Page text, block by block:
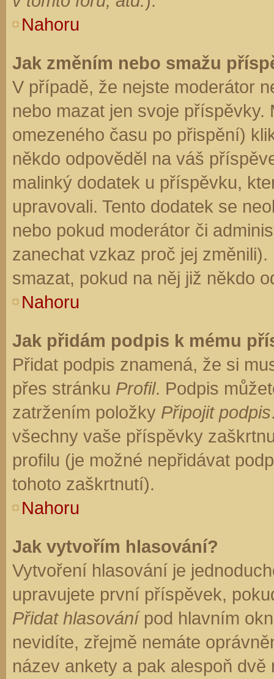
Nahoru
Jak změním nebo smažu
V případě, že nejste moderátor
nebo mazat jen svoje
omezeného času po přispění)
někdo odpověděl na váš
malinký dodatek u příspěvku,
upravovali. Tento dodatek se
nebo pokud moderátor či
zanechat vzkaz proč jej
smazat, pokud na něj již někdo
Nahoru
Jak přidám podpis k mému
Přidat podpis znamená, že si
přes stránku Profil. Podpis
zatržením položky Připojit podpis
všechny vaše příspěvky
profilu (je možné nepřidávat
tohoto zaškrtnutí).
Nahoru
Jak vytvořím hlasování?
Vytvoření hlasování je
upravujete první příspěvek,
Přidat hlasovánípod hlavním
nevidíte, zřejmě nemáte
název ankety a pak alespoň